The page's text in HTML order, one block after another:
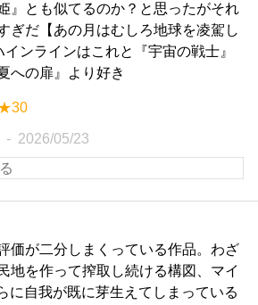
』とも似てるのか？と思ったがそれ
ぎだ【あの月はむしろ地球を凌駕し
ンラインはこれと『宇宙の戦士』
への扉』より好き
2026/05/23
価が二分しまくっている作品。わざ
地を作って搾取し続ける構図、マイ
に自我が既に芽生えてしまっている